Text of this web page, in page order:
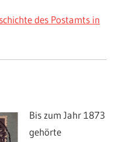
des Postamts in
Bis zum Jahr 1873
gehörte